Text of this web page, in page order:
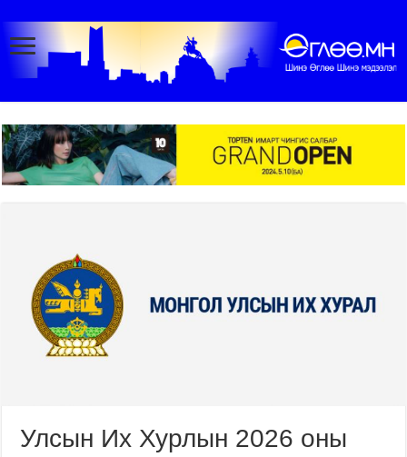
Улсын Их Хурлын 2026 оны